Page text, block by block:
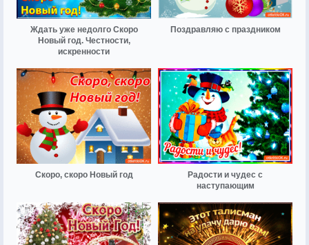
Ждать уже недолго Скоро
Новый год. Честности,
искренности
Поздравляю с праздником
Скоро, скоро Новый год
Радости и чудес с
наступающим